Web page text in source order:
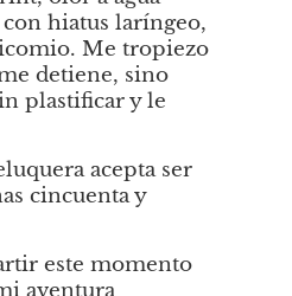
hiatus laríngeo,
Me tropiezo
detiene, sino
plastificar y le
acepta ser
cincuenta y
este momento